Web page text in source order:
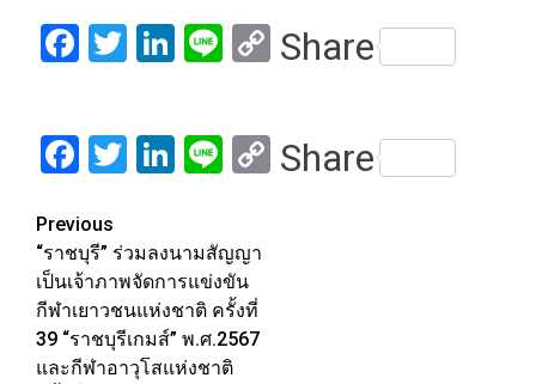
Facebook
Twitter
LinkedIn
LineCopy
Share
Facebook
Twitter
LinkedIn
LineCopy
Share
Post
navigation
Previous
“ราชบุรี” ร่วมลงนามสัญญา
เป็นเจ้าภาพจัดการแข่งขัน
กีฬาเยาวชนแห่งชาติ ครั้งที่
39 “ราชบุรีเกมส์” พ.ศ.2567
และกีฬาอาวุโสแห่งชาติ